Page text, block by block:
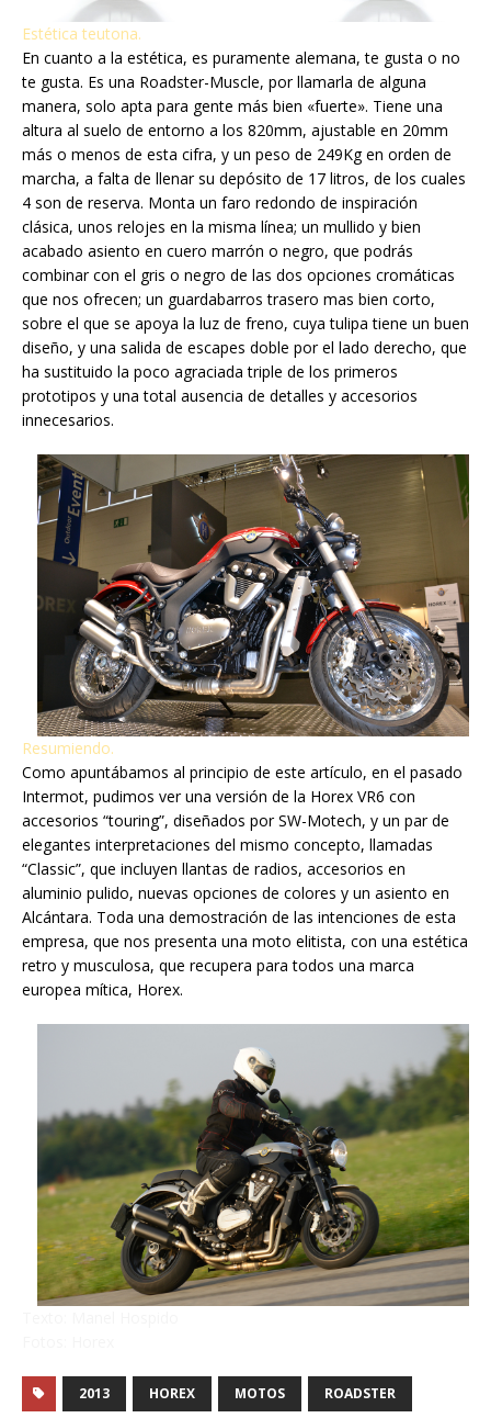
Estética teutona.
En cuanto a la estética, es puramente alemana, te gusta o no
te gusta. Es una Roadster-Muscle, por llamarla de alguna
manera, solo apta para gente más bien «fuerte». Tiene una
altura al suelo de entorno a los 820mm, ajustable en 20mm
más o menos de esta cifra, y un peso de 249Kg en orden de
marcha, a falta de llenar su depósito de 17 litros, de los cuales
4 son de reserva. Monta un faro redondo de inspiración
clásica, unos relojes en la misma línea; un mullido y bien
acabado asiento en cuero marrón o negro, que podrás
combinar con el gris o negro de las dos opciones cromáticas
que nos ofrecen; un guardabarros trasero mas bien corto,
sobre el que se apoya la luz de freno, cuya tulipa tiene un buen
diseño, y una salida de escapes doble por el lado derecho, que
ha sustituido la poco agraciada triple de los primeros
prototipos y una total ausencia de detalles y accesorios
innecesarios.
Resumiendo.
Como apuntábamos al principio de este artículo, en el pasado
Intermot, pudimos ver una versión de la Horex VR6 con
accesorios “touring”, diseñados por SW-Motech, y un par de
elegantes interpretaciones del mismo concepto, llamadas
“Classic”, que incluyen llantas de radios, accesorios en
aluminio pulido, nuevas opciones de colores y un asiento en
Alcántara. Toda una demostración de las intenciones de esta
empresa, que nos presenta una moto elitista, con una estética
retro y musculosa, que recupera para todos una marca
europea mítica, Horex.
2013 HOREX MOTOS ROADSTER